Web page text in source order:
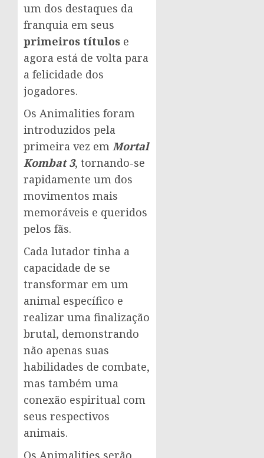
um dos destaques da
franquia em seus
primeiros títulos e
agora está de volta para
a felicidade dos
jogadores.
Os Animalities foram
introduzidos pela
primeira vez em Mortal
Kombat 3, tornando-se
rapidamente um dos
movimentos mais
memoráveis e queridos
pelos fãs.
Cada lutador tinha a
capacidade de se
transformar em um
animal específico e
realizar uma finalização
brutal, demonstrando
não apenas suas
habilidades de combate,
mas também uma
conexão espiritual com
seus respectivos
animais.
Os Animalities serão